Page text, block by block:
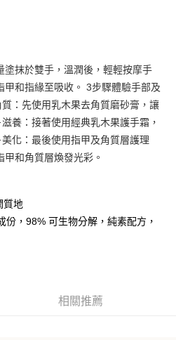
大哥大用戶可立即使用無須另外申請。
訂單成立後會自動跳轉到大哥付的交易
期的期數、繳款截止日，確認付款後即完
額請依後續交易確認頁面所載為準。
交易或遇審核未通過，訂單將自動取
，表示未達大哥付你分期系統評分，恕無
才付款」的支付方式。 讓您購物簡單
、不需儲值。
證，即可結帳。
付款。
費通知簡訊。
點擊此簡訊中的連結，可透過四大超商／
上)免運費
塗抹於雙手，溫潤後，輕輕按摩手
甲和指緣至吸收。 3步驟體驗手部及
：先使用乳木果去角質磨砂膏，讓
養：接著使用經典乳木果護手霜，
化：最後使用指甲及角質層護理
和角質層煥發光彩。
質地
，98% 可生物分解，純素配方，
相關推薦